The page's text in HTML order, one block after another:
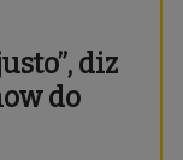
diz
do